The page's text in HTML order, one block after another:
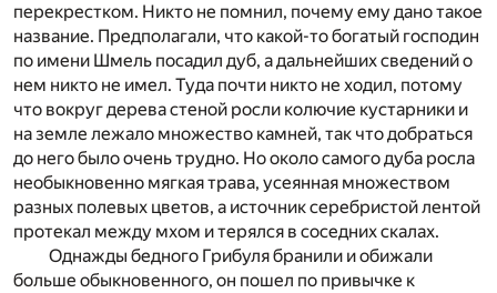
перекрестком. Никто не помнил, почему ему дано такое
название. Предполагали, что какой-то богатый господин
по имени Шмель посадил дуб, а дальнейших сведений о
нем никто не имел. Туда почти никто не ходил, потому
что вокруг дерева стеной росли колючие кустарники и
на земле лежало множество камней, так что добраться
до него было очень трудно. Но около самого дуба росла
необыкновенно мягкая трава, усеянная множеством
разных полевых цветов, а источник серебристой лентой
протекал между мхом и терялся в соседних скалах.
Однажды бедного Грибуля бранили и обижали
больше обыкновенного, он пошел по привычке к